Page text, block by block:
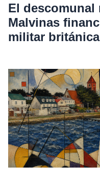
El descomunal
Malvinas
militar